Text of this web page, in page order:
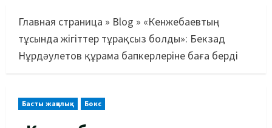
Главная страница » Blog » «Кенжебаевтың
тұсында жігіттер тұрақсыз болды»: Бекзад
Нұрдәулетов құрама бапкерлеріне баға берді
Басты жаңалық Бокс